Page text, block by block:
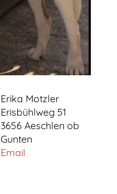
Erika Motzler
Erisbühlweg 51
3656 Aeschlen ob
Gunten
Email